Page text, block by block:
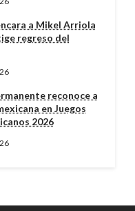
a Mikel Arriola
regreso del
reconoce a
en Juegos
2026